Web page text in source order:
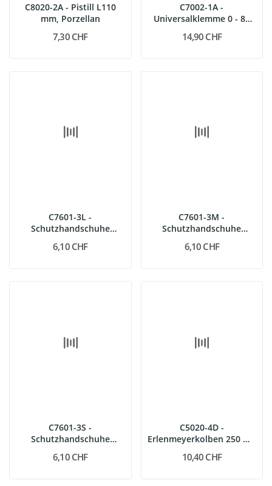
C8020-2A - Pistill L110
mm, Porzellan
7,30 CHF
C7002-1A -
Universalklemme 0 - 80
14,90 CHF
C7601-3L -
Schutzhandschuhe
6,10 CHF
C7601-3M -
Schutzhandschuhe
6,10 CHF
C7601-3S -
Schutzhandschuhe
6,10 CHF
C5020-4D -
Erlenmeyerkolben 250 ml,
10,40 CHF